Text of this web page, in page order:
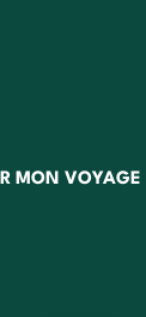
MON VOYAGE